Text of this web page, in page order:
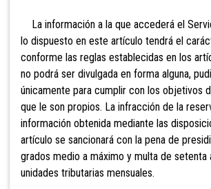
La información a la que accederá el
lo dispuesto en este artículo tendrá el
conforme las reglas establecidas en los
no podrá ser divulgada en forma alguna,
únicamente para cumplir con los objetivos
que le son propios. La infracción de la
información obtenida mediante las
artículo se sancionará con la pena de
grados medio a máximo y multa de setenta
unidades tributarias mensuales.